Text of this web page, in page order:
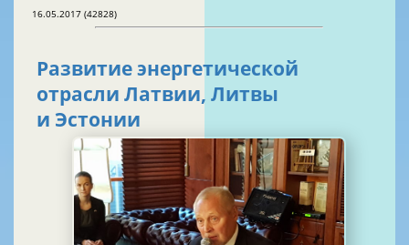
16.05.2017 (42828)
Развитие энергетической
отрасли Латвии, Литвы
и Эстонии